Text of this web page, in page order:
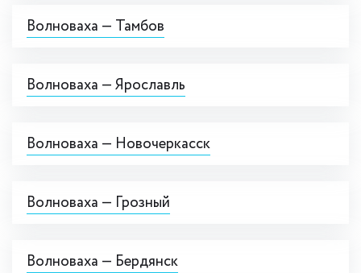
Волноваха — Тамбов
Волноваха — Ярославль
Волноваха — Новочеркасск
Волноваха — Грозный
Волноваха — Бердянск